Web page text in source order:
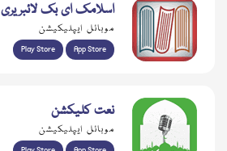
اسلامک ای بک لائبریری
موبائل ایپلیکیشن
Play Store App Store
نعت کلیکشن
موبائل ایپلیکیشن